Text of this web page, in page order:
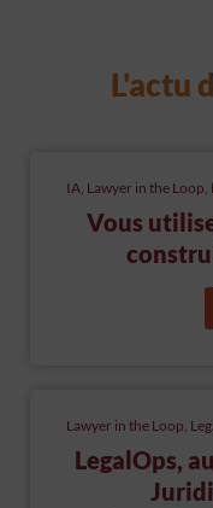
L'actu
IA, Lawyer in the Loop,
Vous
Lawyer in the Loop,
LegalOps,